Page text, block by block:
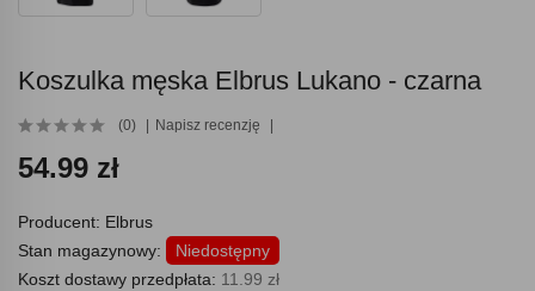
Koszulka męska Elbrus Lukano - czarna
(0) Napisz recenzję
54.99 zł
Producent: Elbrus
Stan magazynowy:
Niedostępny
Koszt dostawy przedpłata: 11.99 zł